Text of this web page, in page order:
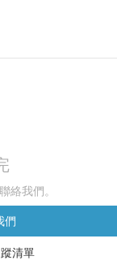
絡我們。
們
清單